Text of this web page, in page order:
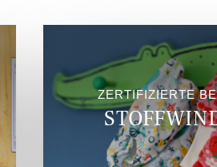
ZERTIFIZIERTE